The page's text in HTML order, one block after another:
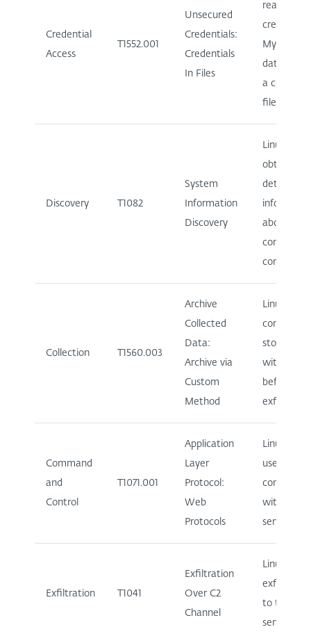
Credential
Access
T1552.001
Unsecured
Credentials:
Credentials
In Files
reads
MySQL
database
a
file.
Discovery T1082
System
Information
Discovery
Linux/
obtains
detailed
about the
computer.
Collection T1560.003
Archive
Collected
Data:
Archive via
Custom
Method
Linux/
stolen
with gzip
before
Command
and
Control
T1071.001
Application
Layer
Protocol:
Web
Protocols
Linux/
uses
with C&C
server.
Exfiltration T1041
Exfiltration
Over C2
Channel
Linux/
exfiltrates
to the
server.